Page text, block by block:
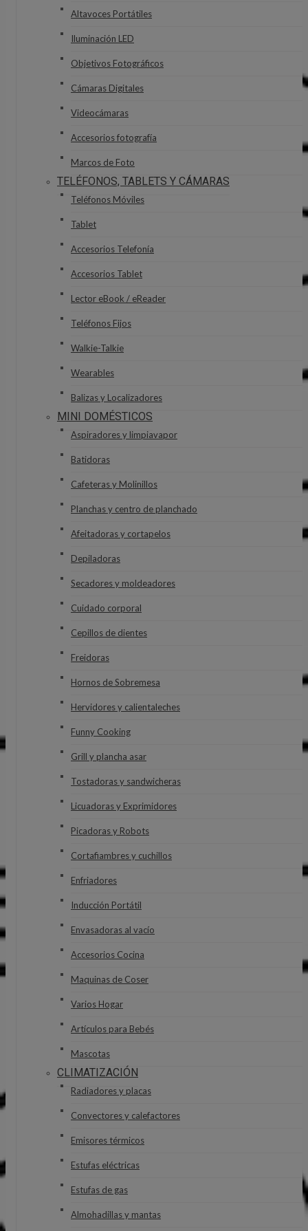
Altavoces Portátiles
Iluminación LED
Objetivos Fotográficos
Cámaras Digitales
Videocámaras
Accesorios fotografía
Marcos de Foto
TELÉFONOS, TABLETS Y CÁMARAS
Teléfonos Móviles
Tablet
Accesorios Telefonía
Accesorios Tablet
Lector eBook / eReader
Teléfonos Fijos
Walkie-Talkie
Wearables
Balizas y Localizadores
MINI DOMÉSTICOS
Aspiradores y limpiavapor
Batidoras
Cafeteras y Molinillos
Planchas y centro de planchado
Afeitadoras y cortapelos
Depiladoras
Secadores y moldeadores
Cuidado corporal
Cepillos de dientes
Freidoras
Hornos de Sobremesa
Hervidores y calientaleches
Funny Cooking
Grill y plancha asar
Tostadoras y sandwicheras
Licuadoras y Exprimidores
Picadoras y Robots
Cortafiambres y cuchillos
Enfriadores
Inducción Portátil
Envasadoras al vacío
Accesorios Cocina
Maquinas de Coser
Varios Hogar
Artículos para Bebés
Mascotas
CLIMATIZACIÓN
Radiadores y placas
Convectores y calefactores
Emisores térmicos
Estufas eléctricas
Estufas de gas
Almohadillas y mantas